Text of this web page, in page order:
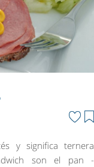
y significa ternera
son el pan -